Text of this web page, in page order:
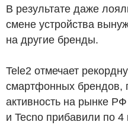
В результате даже
смене устройства
на другие бренды.
Tele2 отмечает
смартфонных брендов,
активность на рынке
и Tecno прибавили по